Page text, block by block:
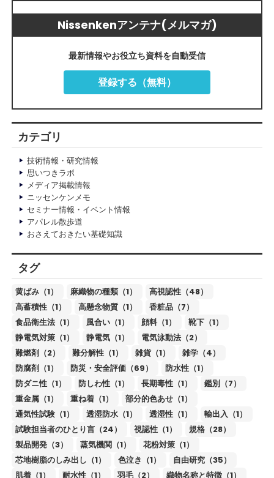
Nissenkenアンテナ(メルマガ)
最新情報やお役立ち資料を自動受信
登録する（無料）
カテゴリ
技術情報・研究情報
思いつきラボ
メディア掲載情報
ニッセンケンメモ
セミナー情報・イベント情報
アパレル散歩道
おさえておきたい基礎知識
タグ
黄ばみ（1） 麻織物の種類（1）
高視認性（48）
高蓄積性（1）
高懸念物質（1）
香粧品（7）
食品衛生法（1）
風合い（1） 顔料（1）
靴下（1）
静電気対策（1）
静電気（1）
電気泳動法（2）
難燃剤（2）
難分解性（1） 雑貨（1）
雑学（4）
防腐剤（1）
防災・安全評価（69）
防水性（1）
防ダニ性（1）
防しわ性（1） 長期毒性（1）
鑑別（7）
重金属（1）
重ね着（1）
部分的色あせ（1）
通気性試験（1）
透湿防水（1） 透湿性（1）
輸出入（1）
試験担当者のひとり言（24）
視認性（1）
規格（28）
製品開発（3）
蒸気機関（1）
花粉対策（1）
芯地樹脂のしみ出し（1）
色泣き（1）
自由研究（35）
肌着（1）
耐水性（1） 羽毛（2）
織物名称と特徴（1）